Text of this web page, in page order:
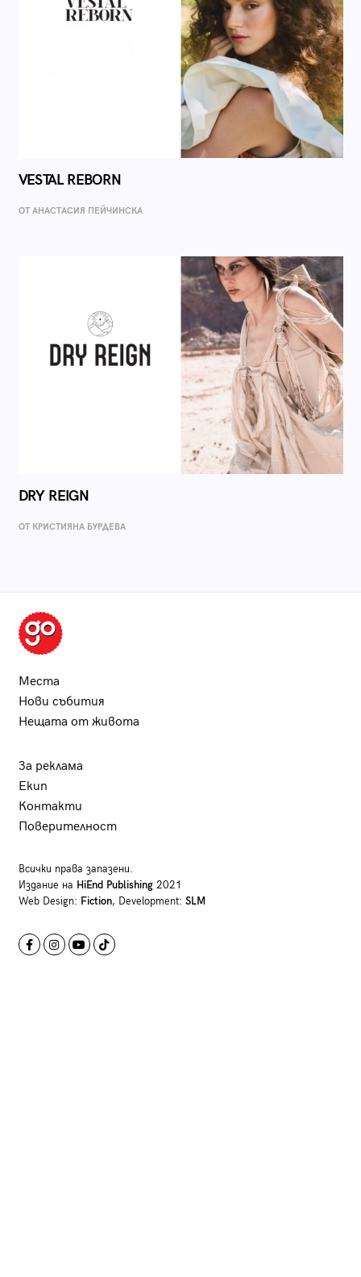
VESTAL REBORN
ОТ AНАСТАСИЯ ПЕЙЧИНСКА
DRY REIGN
ОТ КРИСТИЯНА БУРДЕВА
Места
Нови събития
Нещата от живота
За реклама
Екип
Контакти
Поверителност
Всички права запазени.
Издание на HiEnd Publishing2021
Web Design: Fiction, Development: SLM